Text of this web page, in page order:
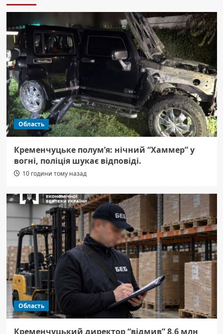
Область
Кременчуцьке полум’я: нічний “Хаммер” у
вогні, поліція шукає відповіді.
10 години тому назад
Область
Кременчуцький директор “відмив” 8,6 млн